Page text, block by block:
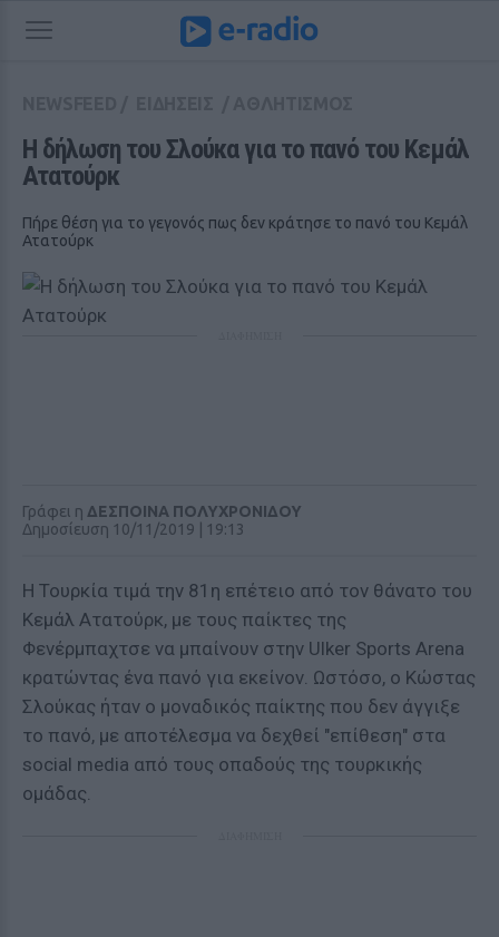
H δήλωση του Σλούκα για το πανό του Κεμάλ
Ατατούρκ
Πήρε θέση για το γεγονός πως δεν κράτησε το πανό του Κεμάλ
Ατατούρκ
Γράφει η ΔΕΣΠΟΙΝΑ ΠΟΛΥΧΡΟΝΙΔΟΥ
Δημοσίευση 10/11/2019 | 19:13
Η Τουρκία τιμά την 81η επέτειο από τον θάνατο του
Κεμάλ Ατατούρκ, με τους παίκτες της
Φενέρμπαχτσε να μπαίνουν στην Ulker Sports Arena
κρατώντας ένα πανό για εκείνον. Ωστόσο, ο Κώστας
Σλούκας ήταν ο μοναδικός παίκτης που δεν άγγιξε
το πανό, με αποτέλεσμα να δεχθεί "επίθεση" στα
social media από τους οπαδούς της τουρκικής
ομάδας.